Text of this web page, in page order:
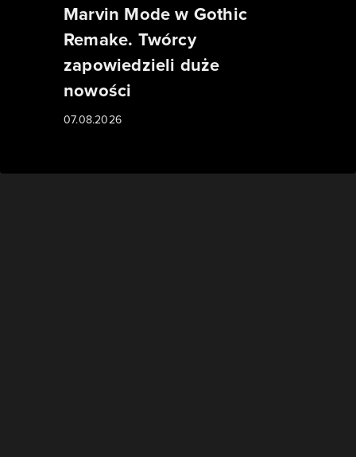
Marvin Mode w Gothic
Remake. Twórcy
zapowiedzieli duże
nowości
07.08.2026